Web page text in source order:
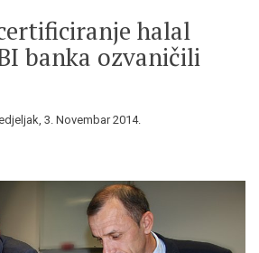
halal
banka ozvaničili
3. Novembar 2014.